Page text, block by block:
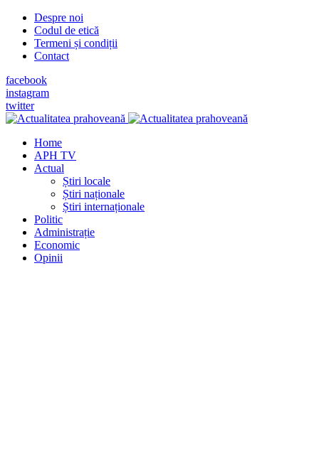
Despre noi
Codul de etică
Termeni și condiții
Contact
facebook
instagram
twitter
Home
APH TV
Actual
Știri locale
Știri naționale
Știri internaționale
Politic
Administrație
Economic
Opinii